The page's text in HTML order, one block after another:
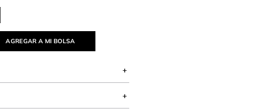
AGREGAR A MI BOLSA